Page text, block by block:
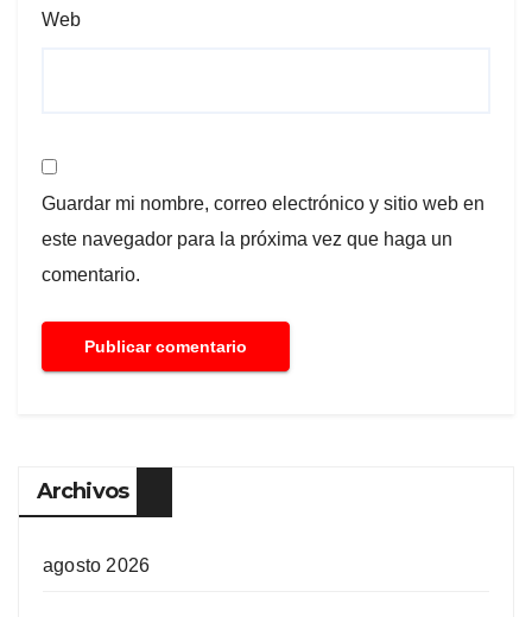
Web
Guardar mi nombre, correo electrónico y sitio web en
este navegador para la próxima vez que haga un
comentario.
Archivos
agosto 2026